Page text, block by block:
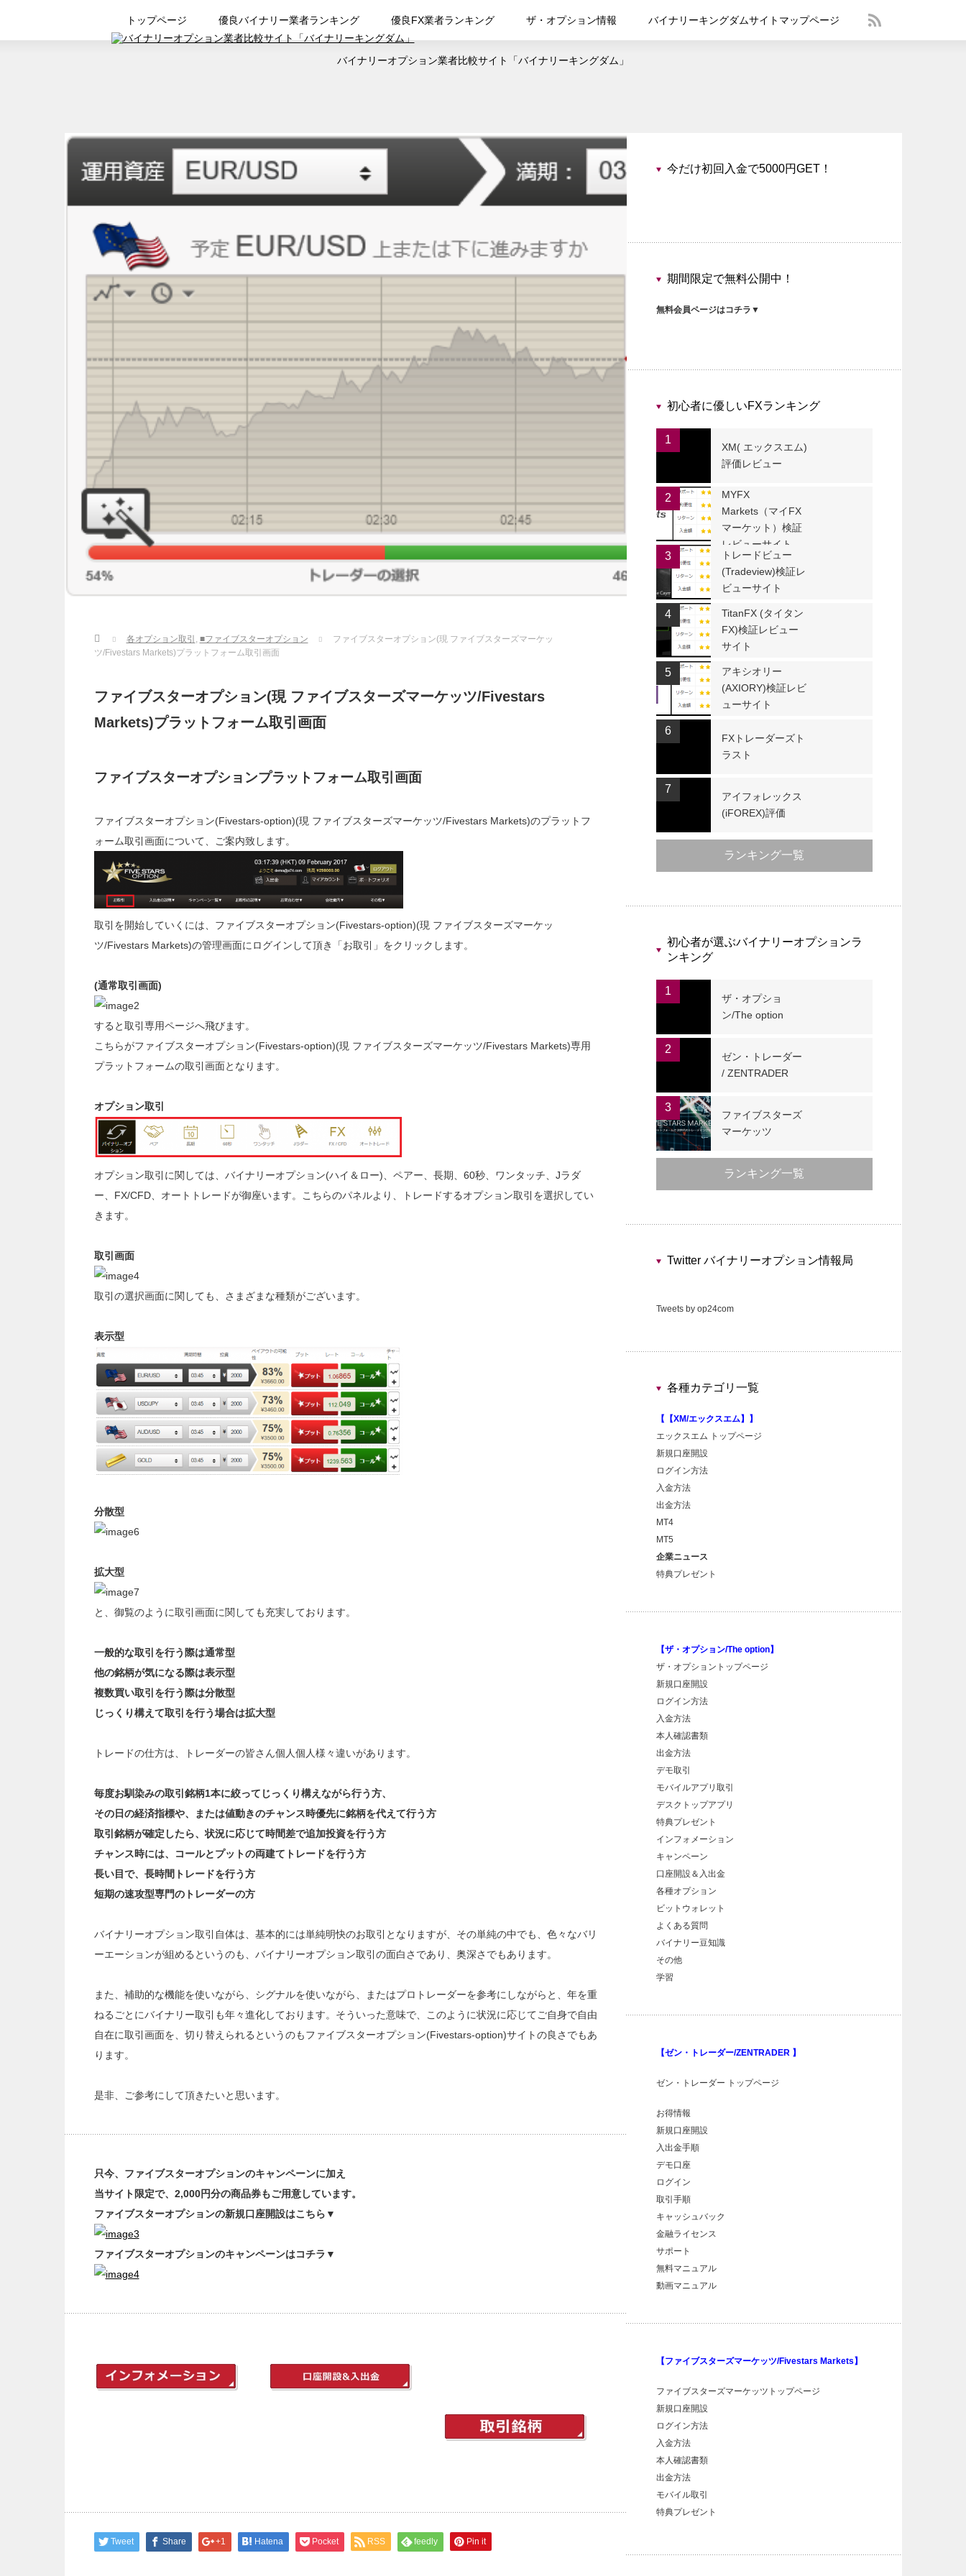
トップページ 優良バイナリー業者ランキング 優良FX業者ランキング ザ・オプション情報 バイナリーキングダムサイトマップページ
バイナリーオプション業者比較サイト「バイナリーキングダム」
Home 各オプション取引 , ■ファイブスターオプション
ファイブスターオプション(現 ファイブスターズマーケッ
ツ/Fivestars Markets)プラットフォーム取引画面
ファイブスターオプション(現 ファイブスターズマーケッツ/Fivestars
Markets)プラットフォーム取引画面
ファイブスターオプションプラットフォーム取引画面
ファイブスターオプション(Fivestars-option)(現 ファイブスターズマーケッツ/Fivestars Markets)のプラットフ
ォーム取引画面について、ご案内致します。
取引を開始していくには、ファイブスターオプション(Fivestars-option)(現 ファイブスターズマーケッ
ツ/Fivestars Markets)の管理画面にログインして頂き「お取引」をクリックします。
(通常取引画面)
すると取引専用ページへ飛びます。
こちらがファイブスターオプション(Fivestars-option)(現 ファイブスターズマーケッツ/Fivestars Markets)専用
プラットフォームの取引画面となります。
オプション取引
オプション取引に関しては、バイナリーオプション(ハイ＆ロー)、ペアー、長期、60秒、ワンタッチ、Jラダ
ー、FX/CFD、オートトレードが御座います。こちらのパネルより、トレードするオプション取引を選択してい
きます。
取引画面
取引の選択画面に関しても、さまざまな種類がございます。
表示型
分散型
拡大型
と、御覧のように取引画面に関しても充実しております。
一般的な取引を行う際は通常型
他の銘柄が気になる際は表示型
複数買い取引を行う際は分散型
じっくり構えて取引を行う場合は拡大型
トレードの仕方は、トレーダーの皆さん個人個人様々違いがあります。
毎度お馴染みの取引銘柄1本に絞ってじっくり構えながら行う方、
その日の経済指標や、または値動きのチャンス時優先に銘柄を代えて行う方
取引銘柄が確定したら、状況に応じて時間差で追加投資を行う方
チャンス時には、コールとプットの両建てトレードを行う方
長い目で、長時間トレードを行う方
短期の速攻型専門のトレーダーの方
バイナリーオプション取引自体は、基本的には単純明快のお取引となりますが、その単純の中でも、色々なバリ
ーエーションが組めるというのも、バイナリーオプション取引の面白さであり、奥深さでもあります。
また、補助的な機能を使いながら、シグナルを使いながら、またはプロトレーダーを参考にしながらと、年を重
ねるごとにバイナリー取引も年々進化しております。そういった意味で、このように状況に応じてご自身で自由
自在に取引画面を、切り替えられるというのもファイブスターオプション(Fivestars-option)サイトの良さでもあ
ります。
是非、ご参考にして頂きたいと思います。
只今、ファイブスターオプションのキャンペーンに加え
当サイト限定で、2,000円分の商品券もご用意しています。
ファイブスターオプションの新規口座開設はこちら▼
ファイブスターオプションのキャンペーンはコチラ▼
Tweet Share +1 Hatena Pocket RSS feedly Pin it
今だけ初回入金で5000円GET！
期間限定で無料公開中！
無料会員ページはコチラ▼
初心者に優しいFXランキング
1
XM( エックスエム)
評価レビュー
2
MYFX
Markets（マイFX
マーケット）検証
レビューサイト
3
トレードビュー
(Tradeview)検証レ
ビューサイト
4
TitanFX (タイタン
FX)検証レビュー
サイト
5
アキシオリー
(AXIORY)検証レビ
ューサイト
6
FXトレーダーズト
ラスト
7
アイフォレックス
(iFOREX)評価
ランキング一覧
初心者が選ぶバイナリーオプションラ
ンキング
1
ザ・オプショ
ン/The option
2
ゼン・トレーダー
/ ZENTRADER
3
ファイブスターズ
マーケッツ
ランキング一覧
Twitter バイナリーオプション情報局
Tweets by op24com
各種カテゴリ一覧
【【XM/エックスエム】】
エックスエム トップページ
新規口座開設
ログイン方法
入金方法
出金方法
MT4
MT5
企業ニュース
特典プレゼント
【ザ・オプション/The option】
ザ・オプショントップページ
新規口座開設
ログイン方法
入金方法
本人確認書類
出金方法
デモ取引
モバイルアプリ取引
デスクトップアプリ
特典プレゼント
インフォメーション
キャンペーン
口座開設＆入出金
各種オプション
ビットウォレット
よくある質問
バイナリー豆知識
その他
学習
【ゼン・トレーダー/ZENTRADER 】
ゼン・トレーダー トップページ
お得情報
新規口座開設
入出金手順
デモ口座
ログイン
取引手順
キャッシュバック
金融ライセンス
サポート
無料マニュアル
動画マニュアル
【ファイブスターズマーケッツ/Fivestars Markets】
ファイブスターズマーケッツトップページ
新規口座開設
ログイン方法
入金方法
本人確認書類
出金方法
モバイル取引
特典プレゼント